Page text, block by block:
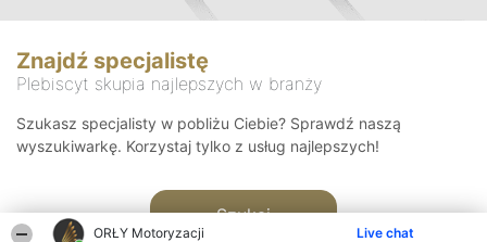
ORŁY Motoryzacji Live chat
Znajdź specjalistę
Plebiscyt skupia najlepszych w branży
Szukasz specjalisty w pobliżu Ciebie? Sprawdź naszą
wyszukiwarkę. Korzystaj tylko z usług najlepszych!
Szukaj